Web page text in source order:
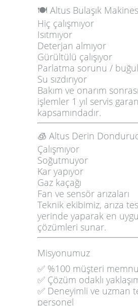
🍽️ Altus Bulaşık
Hiç çalışmıyor
Isıtmıyor
Deterjan almıyor
Gürültülü çalışıyor
Parlatma sorunu /
Su sızdırıyor
Bakım ve onarım
işlemler 1 yıl servis
kapsamındadır.
🧊 Altus Derin
Çalışmıyor
Soğutmuyor
Kar yapıyor
Gaz kaçağı
Fan ve sensör arızaları
Teknik ekibimiz, arıza
yerinde yaparak en
çözümleri sunar.
Misyonumuz
✅ %100 müşteri
✅ Çözüm odaklı
✅ Deneyimli ve uzman
personel